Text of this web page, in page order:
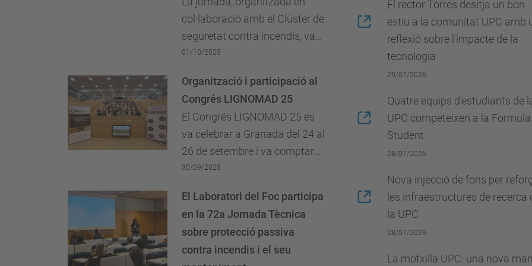
col·laboració amb el Clúster de
seguretat contra incendis, va
tenir lloc la tarda del dimarts
amb l'assistència d'estudiants
dels Màsters de...
01/10/2025
El Congrés LIGNOMAD 25 es
va celebrar a Granada del 24 al
26 de setembre i va comptar
amb la participació dels
Foc.
Organització i participació al
Congrés LIGNOMAD 25
30/09/2025
El Laboratori del Foc participa
en la 72a Jornada Tècnica
sobre protecció passiva
contra incendis i el seu
El rector Torres desitja un bon
estiu a la comunitat UPC amb
reflexió sobre l'impacte de la
tecnologia
29/07/2026
Quatre equips d'estudiants de
UPC competeixen a la Formula
Student
28/07/2026
Nova injecció de fons per
les infraestructures de recerca
la UPC
28/07/2026
La motxilla UPC: una nova